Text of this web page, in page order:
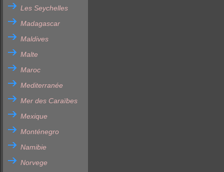
Les Seychelles
Madagascar
Maldives
Malte
Maroc
Mediterranée
Mer des Caraïbes
Mexique
Monténegro
Namibie
Norvege